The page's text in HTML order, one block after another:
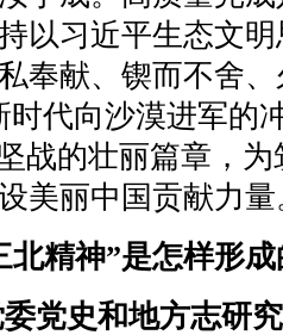
以习近平生态文
奉献、锲而不舍
时代向沙漠进军的
战的壮丽篇章，
美丽中国贡献力量
北精神”是怎样形成
党史和地方志研